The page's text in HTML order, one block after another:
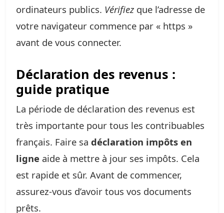
ordinateurs publics. Vérifiez que l’adresse de
votre navigateur commence par « https »
avant de vous connecter.
Déclaration des revenus :
guide pratique
La période de déclaration des revenus est
très importante pour tous les contribuables
français. Faire sa déclaration impôts en
ligne aide à mettre à jour ses impôts. Cela
est rapide et sûr. Avant de commencer,
assurez-vous d’avoir tous vos documents
prêts.